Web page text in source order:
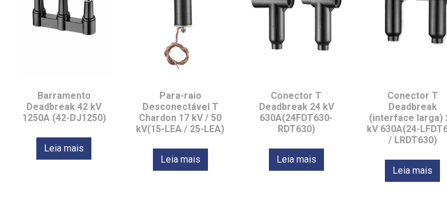
Barramento
Deadbreak 42 kV
1250A (42-DJ1250)
Leia mais
Para-raio
Desconectável T
Chardon 17 kV / 50
kV(15-LEA / 25-LEA)
Leia mais
Conector T
Deadbreak 24 kV
630A(24FDT630-
RDT630)
Leia mais
Conector T
Deadbreak
(interface larga)
kV 630A(24-
/ LRDT630)
Leia mais